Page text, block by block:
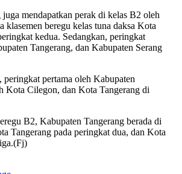
mendapatkan perak di kelas B2 oleh
klasemen beregu kelas tuna daksa Kota
kedua. Sedangkan, peringkat
Tangerang, dan Kabupaten Serang
peringkat pertama oleh Kabupaten
Kota Cilegon, dan Kota Tangerang di
B2, Kabupaten Tangerang berada di
Tangerang pada peringkat dua, dan Kota